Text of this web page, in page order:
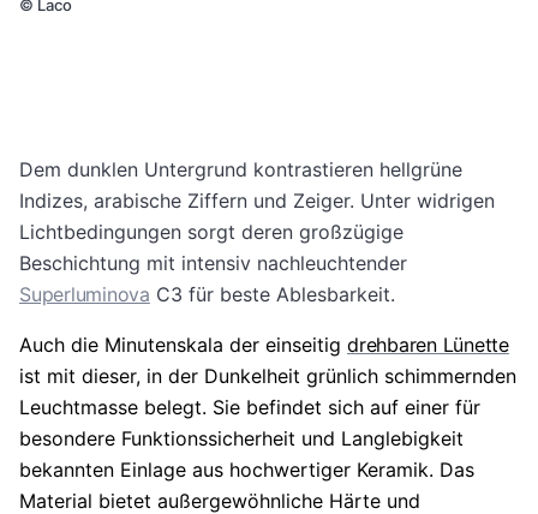
© Laco
Dem dunklen Untergrund kontrastieren hellgrüne
Indizes, arabische Ziffern und Zeiger. Unter widrigen
Lichtbedingungen sorgt deren großzügige
Beschichtung mit intensiv nachleuchtender
Superluminova C3 für beste Ablesbarkeit.
Auch die Minutenskala der einseitig drehbaren Lünette
ist mit dieser, in der Dunkelheit grünlich schimmernden
Leuchtmasse belegt. Sie befindet sich auf einer für
besondere Funktionssicherheit und Langlebigkeit
bekannten Einlage aus hochwertiger Keramik. Das
Material bietet außergewöhnliche Härte und